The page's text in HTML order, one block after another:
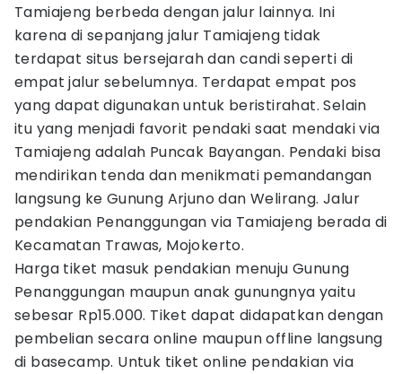
Tamiajeng berbeda dengan jalur lainnya. Ini
karena di sepanjang jalur Tamiajeng tidak
terdapat situs bersejarah dan candi seperti di
empat jalur sebelumnya. Terdapat empat pos
yang dapat digunakan untuk beristirahat. Selain
itu yang menjadi favorit pendaki saat mendaki via
Tamiajeng adalah Puncak Bayangan. Pendaki bisa
mendirikan tenda dan menikmati pemandangan
langsung ke Gunung Arjuno dan Welirang. Jalur
pendakian Penanggungan via Tamiajeng berada di
Kecamatan Trawas, Mojokerto.
Harga tiket masuk pendakian menuju Gunung
Penanggungan maupun anak gunungnya yaitu
sebesar Rp15.000. Tiket dapat didapatkan dengan
pembelian secara online maupun offline langsung
di basecamp. Untuk tiket online pendakian via